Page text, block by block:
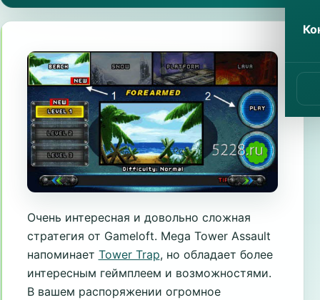
Очень интересная и довольно сложная
стратегия от Gameloft. Mega Tower Assault
напоминает Tower Trap, но обладает более
интересным геймплеем и возможностями.
В вашем распоряжении огромное